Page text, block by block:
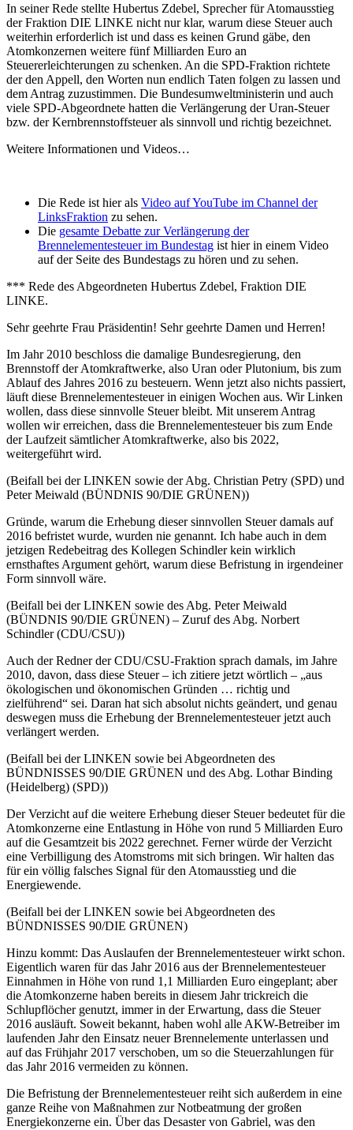
In seiner Rede stellte Hubertus Zdebel, Sprecher für Atomausstieg
der Fraktion DIE LINKE nicht nur klar, warum diese Steuer auch
weiterhin erforderlich ist und dass es keinen Grund gäbe, den
Atomkonzernen weitere fünf Milliarden Euro an
Steuererleichterungen zu schenken. An die SPD-Fraktion richtete
der den Appell, den Worten nun endlich Taten folgen zu lassen und
dem Antrag zuzustimmen. Die Bundesumweltministerin und auch
viele SPD-Abgeordnete hatten die Verlängerung der Uran-Steuer
bzw. der Kernbrennstoffsteuer als sinnvoll und richtig bezeichnet.
Weitere Informationen und Videos…
Die Rede ist hier als Video auf YouTube im Channel der
LinksFraktion zu sehen.
Die gesamte Debatte zur Verlängerung der
Brennelementesteuer im Bundestag ist hier in einem Video
auf der Seite des Bundestags zu hören und zu sehen.
*** Rede des Abgeordneten Hubertus Zdebel, Fraktion DIE
LINKE.
Sehr geehrte Frau Präsidentin! Sehr geehrte Damen und Herren!
Im Jahr 2010 beschloss die damalige Bundesregierung, den
Brennstoff der Atomkraftwerke, also Uran oder Plutonium, bis zum
Ablauf des Jahres 2016 zu besteuern. Wenn jetzt also nichts passiert,
läuft diese Brennelementesteuer in einigen Wochen aus. Wir Linken
wollen, dass diese sinnvolle Steuer bleibt. Mit unserem Antrag
wollen wir erreichen, dass die Brennelementesteuer bis zum Ende
der Laufzeit sämtlicher Atomkraftwerke, also bis 2022,
weitergeführt wird.
(Beifall bei der LINKEN sowie der Abg. Christian Petry (SPD) und
Peter Meiwald (BÜNDNIS 90/DIE GRÜNEN))
Gründe, warum die Erhebung dieser sinnvollen Steuer damals auf
2016 befristet wurde, wurden nie genannt. Ich habe auch in dem
jetzigen Redebeitrag des Kollegen Schindler kein wirklich
ernsthaftes Argument gehört, warum diese Befristung in irgendeiner
Form sinnvoll wäre.
(Beifall bei der LINKEN sowie des Abg. Peter Meiwald
(BÜNDNIS 90/DIE GRÜNEN) – Zuruf des Abg. Norbert
Schindler (CDU/CSU))
Auch der Redner der CDU/CSU-Fraktion sprach damals, im Jahre
2010, davon, dass diese Steuer – ich zitiere jetzt wörtlich – „aus
ökologischen und ökonomischen Gründen … richtig und
zielführend“ sei. Daran hat sich absolut nichts geändert, und genau
deswegen muss die Erhebung der Brennelementesteuer jetzt auch
verlängert werden.
(Beifall bei der LINKEN sowie bei Abgeordneten des
BÜNDNISSES 90/DIE GRÜNEN und des Abg. Lothar Binding
(Heidelberg) (SPD))
Der Verzicht auf die weitere Erhebung dieser Steuer bedeutet für die
Atomkonzerne eine Entlastung in Höhe von rund 5 Milliarden Euro
auf die Gesamtzeit bis 2022 gerechnet. Ferner würde der Verzicht
eine Verbilligung des Atomstroms mit sich bringen. Wir halten das
für ein völlig falsches Signal für den Atomausstieg und die
Energiewende.
(Beifall bei der LINKEN sowie bei Abgeordneten des
BÜNDNISSES 90/DIE GRÜNEN)
Hinzu kommt: Das Auslaufen der Brennelementesteuer wirkt schon.
Eigentlich waren für das Jahr 2016 aus der Brennelementesteuer
Einnahmen in Höhe von rund 1,1 Milliarden Euro eingeplant; aber
die Atomkonzerne haben bereits in diesem Jahr trickreich die
Schlupflöcher genutzt, immer in der Erwartung, dass die Steuer
2016 ausläuft. Soweit bekannt, haben wohl alle AKW-Betreiber im
laufenden Jahr den Einsatz neuer Brennelemente unterlassen und
auf das Frühjahr 2017 verschoben, um so die Steuerzahlungen für
das Jahr 2016 vermeiden zu können.
Die Befristung der Brennelementesteuer reiht sich außerdem in eine
ganze Reihe von Maßnahmen zur Notbeatmung der großen
Energiekonzerne ein. Über das Desaster von Gabriel, was den